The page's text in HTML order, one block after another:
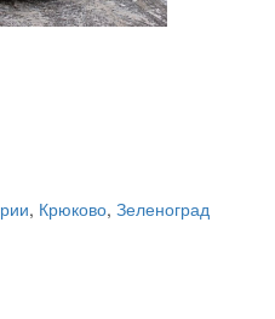
, Крюково, Зеленоград